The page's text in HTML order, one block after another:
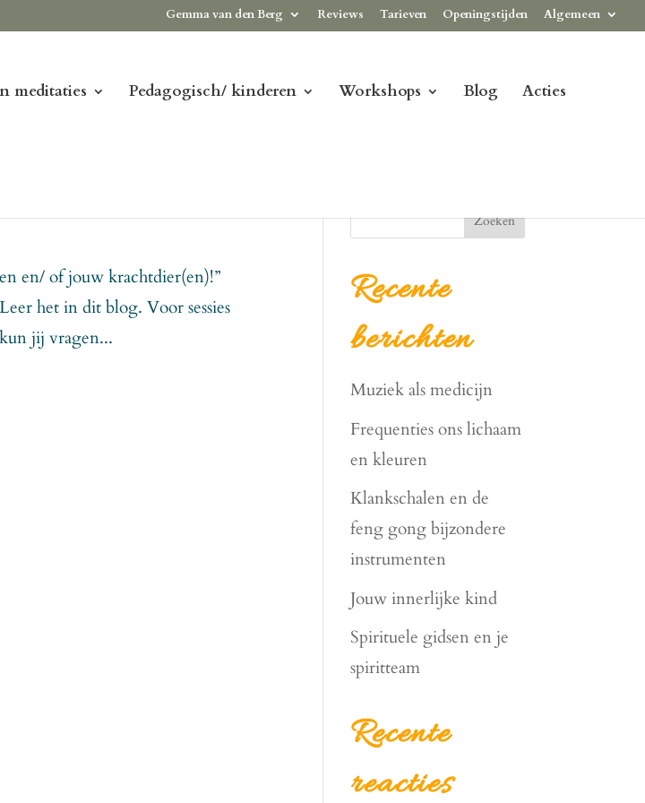
Gemma van den Berg Reviews Tarieven Openingstijden Algemeen
meditaties Pedagogisch/ kinderen Workshops Blog Acties
en/ of jouw krachtdier(en)!”
het in dit blog. Voor sessies
jij vragen...
Zoeken
Recente
berichten
Muziek als medicijn
Frequenties ons lichaam
en kleuren
Klankschalen en de
feng gong bijzondere
instrumenten
Jouw innerlijke kind
Spirituele gidsen en je
spiritteam
Recente
reacties